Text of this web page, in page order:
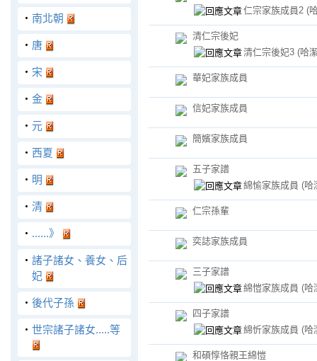
‧ 南北朝
‧ 唐
‧ 宋
‧ 金
‧ 元
‧ 西夏
‧ 明
‧ 清
‧ ......》
‧ 諸子諸女、養女、后
妃
‧ 後代子孫
‧ 世宗諸子諸女.....等
仁宗家族成員2 (
清仁宗後妃
清仁宗後妃3 (哈
華妃家族成員
信妃家族成員
簡嬪家族成員
五子家譜
綿愉家族成員 (哈
仁宗孫輩
奕誌家族成員
三子家譜
綿愷家族成員 (哈
四子家譜
綿忻家族成員 (哈
和碩惇恪親王綿愷